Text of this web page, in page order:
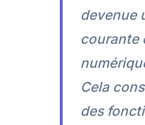
devenue
courante
Cela
des